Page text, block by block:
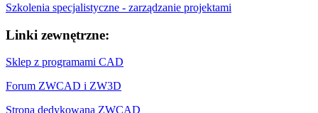
Szkolenia specjalistyczne - zarządzanie projektami
Linki zewnętrzne:
Sklep z programami CAD
Forum ZWCAD i ZW3D
Strona dedykowana ZWCAD